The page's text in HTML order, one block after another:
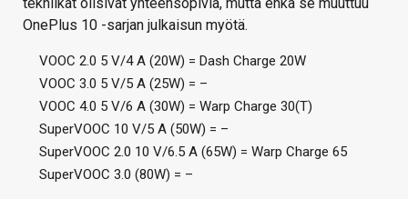
OnePlus 10 -sarjan julkaisun myötä.
VOOC 2.0 5 V/4 A (20W) = Dash Charge 20W
VOOC 3.0 5 V/5 A (25W) = –
VOOC 4.0 5 V/6 A (30W) = Warp Charge 30(T)
SuperVOOC 10 V/5 A (50W) = –
SuperVOOC 2.0 10 V/6.5 A (65W) = Warp Charge 65
SuperVOOC 3.0 (80W) = –